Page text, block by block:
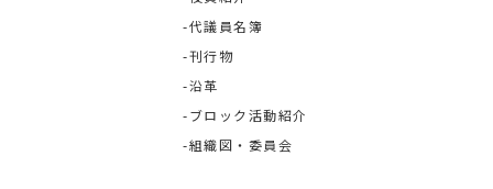
代議員名簿
刊行物
沿革
ブロック活動紹介
組織図・委員会